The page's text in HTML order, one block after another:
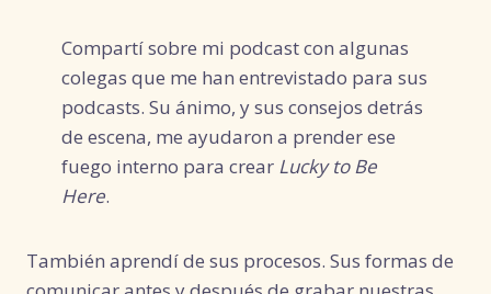
Compartí sobre mi podcast con algunas
colegas que me han entrevistado para sus
podcasts. Su ánimo, y sus consejos detrás
de escena, me ayudaron a prender ese
fuego interno para crear Lucky to Be
Here.
También aprendí de sus procesos. Sus formas de